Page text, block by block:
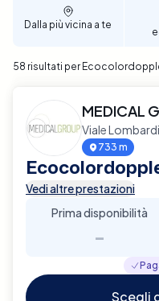
Dalla più vicina a te
58 risultati per
MEDICAL
Viale
733 m
Vedi altre prestazioni
Prima disponibilità
-
Scegli